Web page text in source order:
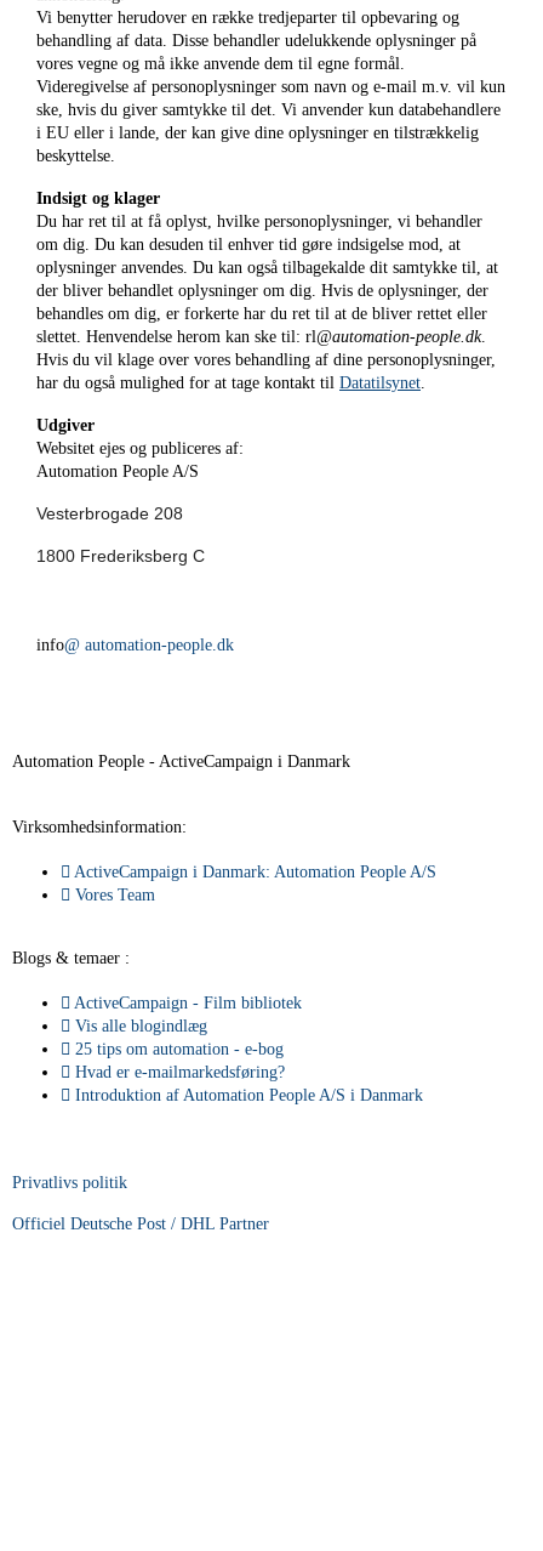
Vi benytter herudover en række tredjeparter til opbevaring og
behandling af data. Disse behandler udelukkende oplysninger på
vores vegne og må ikke anvende dem til egne formål.
Videregivelse af personoplysninger som navn og e-mail m.v. vil kun
ske, hvis du giver samtykke til det. Vi anvender kun databehandlere
i EU eller i lande, der kan give dine oplysninger en tilstrækkelig
beskyttelse.
Indsigt og klager
Du har ret til at få oplyst, hvilke personoplysninger, vi behandler
om dig. Du kan desuden til enhver tid gøre indsigelse mod, at
oplysninger anvendes. Du kan også tilbagekalde dit samtykke til, at
der bliver behandlet oplysninger om dig. Hvis de oplysninger, der
behandles om dig, er forkerte har du ret til at de bliver rettet eller
slettet. Henvendelse herom kan ske til: rl@automation-people.dk.
Hvis du vil klage over vores behandling af dine personoplysninger,
har du også mulighed for at tage kontakt til Datatilsynet
Udgiver
Websitet ejes og publiceres af:
Automation People A/S
Vesterbrogade 208
1800 Frederiksberg C
info@ automation-people.dk
Automation People - ActiveCampaign i Danmark
Virksomhedsinformation:
ActiveCampaign i Danmark: Automation People A/S
Vores Team
Blogs & temaer :
ActiveCampaign - Film bibliotek
Vis alle blogindlæg
25 tips om automation - e-bog
Hvad er e-mailmarkedsføring?
Introduktion af Automation People A/S i Danmark
Privatlivs politik
Officiel Deutsche Post / DHL Partner